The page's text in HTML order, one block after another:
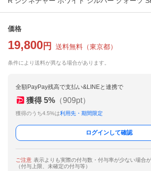
価格
19,800 円 送料無料 （東京都）
条件により送料が異なる場合があります。
全額PayPay残高で支払い&LINEと連携で
獲得 5% （909pt）
獲得のうち4.5%は利用先・期間限定
ログインして確認
ご注意 表示よりも実際の付与数・付与率が少ない場合
（付与上限、未確定の付与等）